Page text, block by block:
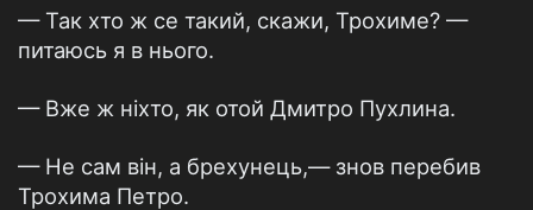
— Так хто ж се такий, скажи, Трохиме? —
питаюсь я в нього.
— Вже ж ніхто, як отой Дмитро Пухлина.
— Не сам він, а брехунець,— знов перебив
Трохима Петро.